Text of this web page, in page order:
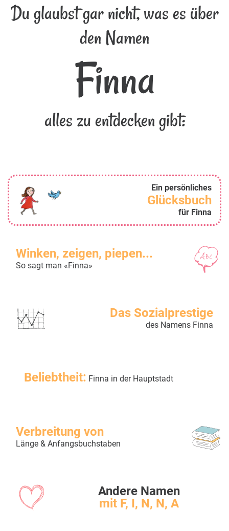
Du glaubst gar nicht, was es über
den Namen
Finna
alles zu entdecken gibt:
Ein persönliches
Glücksbuch
für Finna
Winken, zeigen, piepen...
So sagt man «Finna»
Das Sozialprestige
des Namens Finna
Beliebtheit: Finna in der Hauptstadt
Verbreitung von
Länge & Anfangsbuchstaben
Andere Namen
mit F, I, N, N, A